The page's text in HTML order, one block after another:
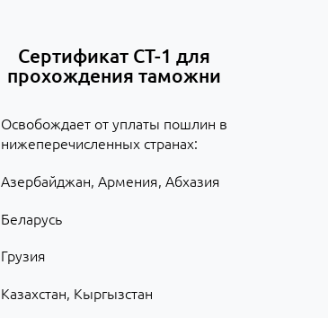
Сертификат СТ-1 для
прохождения таможни
Освобождает от уплаты пошлин в
нижеперечисленных странах:
Азербайджан, Армения, Абхазия
Беларусь
Грузия
Казахстан, Кыргызстан